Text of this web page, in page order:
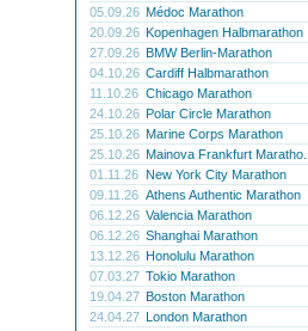
05.09.26 Médoc Marathon
20.09.26 Kopenhagen Halbmarathon
27.09.26 BMW Berlin-Marathon
04.10.26 Cardiff Halbmarathon
11.10.26 Chicago Marathon
24.10.26 Polar Circle Marathon
25.10.26 Marine Corps Marathon
25.10.26 Mainova Frankfurt Maratho...
01.11.26 New York City Marathon
09.11.26 Athens Authentic Marathon
06.12.26 Valencia Marathon
06.12.26 Shanghai Marathon
13.12.26 Honolulu Marathon
07.03.27 Tokio Marathon
19.04.27 Boston Marathon
24.04.27 London Marathon